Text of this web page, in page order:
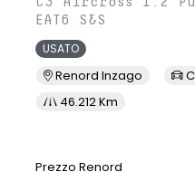
EAT6 S&S
USATO
Renord Inzago
46.212 Km
Prezzo Renord